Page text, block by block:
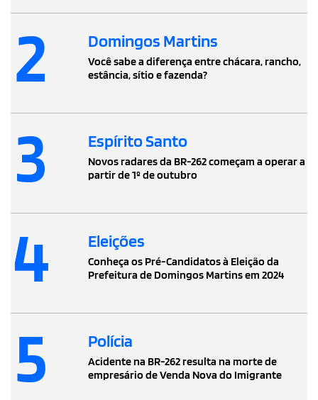
2 Domingos Martins
Você sabe a diferença entre chácara, rancho,
estância, sítio e fazenda?
3 Espírito Santo
Novos radares da BR-262 começam a operar a
partir de 1º de outubro
4 Eleições
Conheça os Pré-Candidatos à Eleição da
Prefeitura de Domingos Martins em 2024
5 Polícia
Acidente na BR-262 resulta na morte de
empresário de Venda Nova do Imigrante